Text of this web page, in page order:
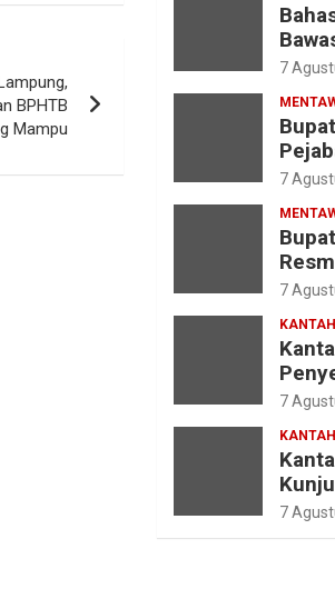
BPHTB
Mampu
7
7
7
7
7